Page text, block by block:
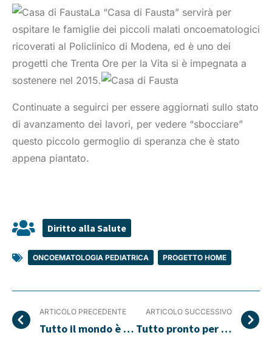
La “Casa di Fausta” servirà per
ospitare le famiglie dei piccoli malati oncoematologici
ricoverati al Policlinico di Modena, ed è uno dei
progetti che Trenta Ore per la Vita si è impegnata a
sostenere nel 2015.
Continuate a seguirci per essere aggiornati sullo stato
di avanzamento dei lavori, per vedere “sbocciare”
questo piccolo germoglio di speranza che è stato
appena piantato.
Diritto alla Salute
ONCOEMATOLOGIA PEDIATRICA PROGETTO HOME
ARTICOLO PRECEDENTE
Tutto il mondo è Paese: l’integrazione in ospedale
ARTICOLO SUCCESSIVO
Tutto pronto per l’edizione 2015 di Trenta Ore per la Vita